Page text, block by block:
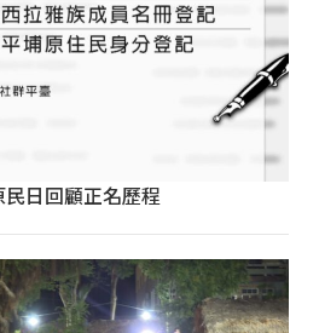
日回顧正名歷程